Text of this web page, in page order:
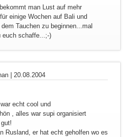
man Lust auf mehr
einige Wochen auf Bali und
Tauchen zu beginnen...mal
euch schaffe...;-)
| 20.08.2004
echt cool und
, alles war supi organisiert
Rusland, er hat echt geholfen wo es